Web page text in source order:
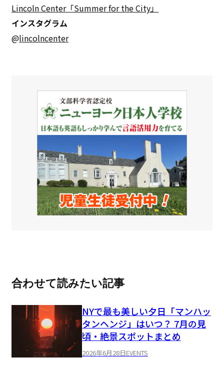
Lincoln Center「Summer for the City」
インスタグラム
@lincolncenter
合わせて読みたい記事
NYで最も美しい夕日「マンハッ
タンヘンジ」はいつ？ 7月の見
頃・絶景スポットまとめ
2026年6月28日EVENTS